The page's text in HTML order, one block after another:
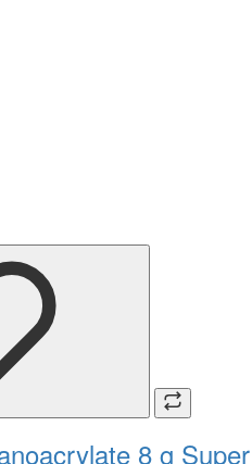
8 g Super